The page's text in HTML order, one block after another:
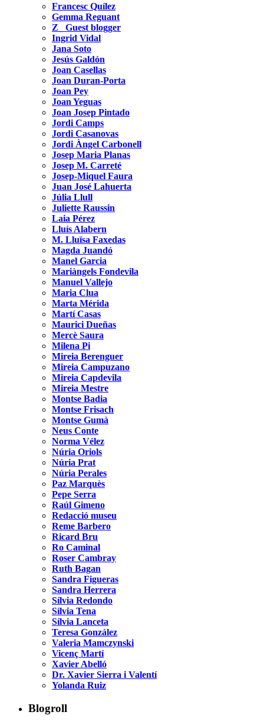
Francesc Quílez
Gemma Reguant
Z_ Guest blogger
Ingrid Vidal
Jana Soto
Jesús Galdón
Joan Casellas
Joan Duran-Porta
Joan Pey
Joan Yeguas
Joan Josep Pintado
Jordi Camps
Jordi Casanovas
Jordi Àngel Carbonell
Josep Maria Planas
Josep M. Carreté
Josep-Miquel Faura
Juan José Lahuerta
Júlia Llull
Juliette Raussin
Laia Pérez
Lluís Alabern
M. Lluïsa Faxedas
Magda Juandó
Manel Garcia
Mariàngels Fondevila
Manuel Vallejo
Maria Clua
Marta Mérida
Martí Casas
Maurici Dueñas
Mercè Saura
Milena Pi
Mireia Berenguer
Mireia Campuzano
Mireia Capdevila
Mireia Mestre
Montse Badia
Montse Frisach
Montse Gumà
Neus Conte
Norma Vélez
Núria Oriols
Núria Prat
Núria Perales
Paz Marquès
Pepe Serra
Raúl Gimeno
Redacció museu
Reme Barbero
Ricard Bru
Ro Caminal
Roser Cambray
Ruth Bagan
Sandra Figueras
Sandra Herrera
Sílvia Redondo
Sílvia Tena
Sílvia Lanceta
Teresa González
Valeria Mamczynski
Vicenç Martí
Xavier Abelló
Dr. Xavier Sierra i Valentí
Yolanda Ruiz
Blogroll